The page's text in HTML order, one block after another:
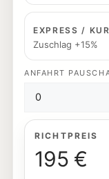
EXPRESS /
Zuschlag +15%
ANFAHRT
RICHTPREIS
195 €